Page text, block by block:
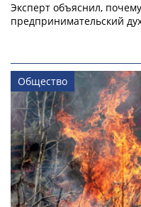
Эксперт объяснил,
предпринимательский
Общество